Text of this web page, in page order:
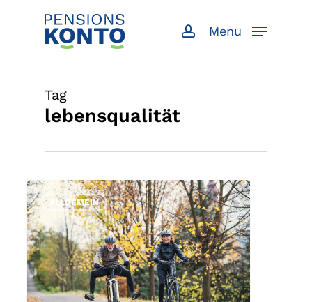
account
Menu
Tag
lebensqualität
ALLGEMEIN